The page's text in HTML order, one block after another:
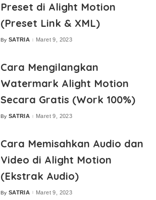
Preset di Alight Motion
(Preset Link & XML)
Posted
By SATRIA Maret 9, 2023
Cara Mengilangkan
Watermark Alight Motion
Secara Gratis (Work 100%)
Posted
By SATRIA Maret 9, 2023
Cara Memisahkan Audio dan
Video di Alight Motion
(Ekstrak Audio)
Posted
By SATRIA Maret 9, 2023